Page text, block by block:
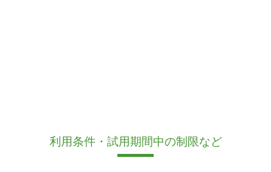
利用条件・試用期間中の制限など